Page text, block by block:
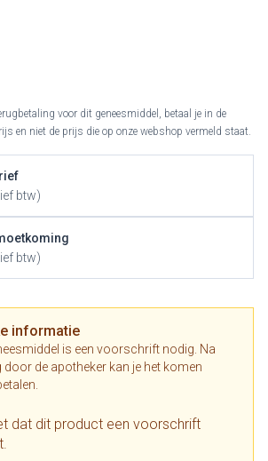
voor dit geneesmiddel, betaal je in de
en niet de prijs die op onze webshop vermeld staat.
btw)
btw)
informatie
is een voorschrift nodig. Na
door de apotheker kan je het komen
dat dit product een voorschrift